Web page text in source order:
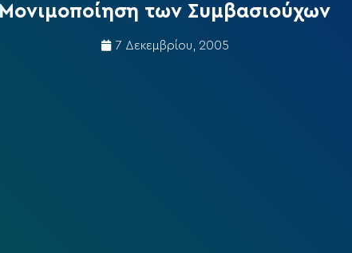
Μονιμοποίηση των Συμβασιούχων
7 Δεκεμβρίου, 2005